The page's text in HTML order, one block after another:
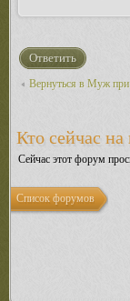
Ответить
Вернуться в Муж при
Кто сейчас
Сейчас этот форум
Список форумов